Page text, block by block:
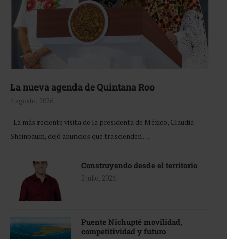
La nueva agenda de Quintana Roo
4 agosto, 2026
La más reciente visita de la presidenta de México, Claudia
Sheinbaum, dejó anuncios que trascienden …
Construyendo desde el territorio
2 julio, 2026
Puente Nichupté movilidad,
competitividad y futuro